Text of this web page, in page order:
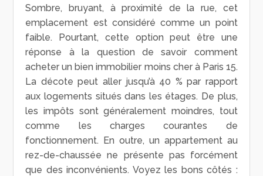
Sombre, bruyant, à proximité de la rue, cet
emplacement est considéré comme un point
faible. Pourtant, cette option peut être une
réponse à la question de savoir comment
acheter un bien immobilier moins cher à Paris 15.
La décote peut aller jusqu’à 40 % par rapport
aux logements situés dans les étages. De plus,
les impôts sont généralement moindres, tout
comme les charges courantes de
fonctionnement. En outre, un appartement au
rez-de-chaussée ne présente pas forcément
que des inconvénients. Voyez les bons côtés :